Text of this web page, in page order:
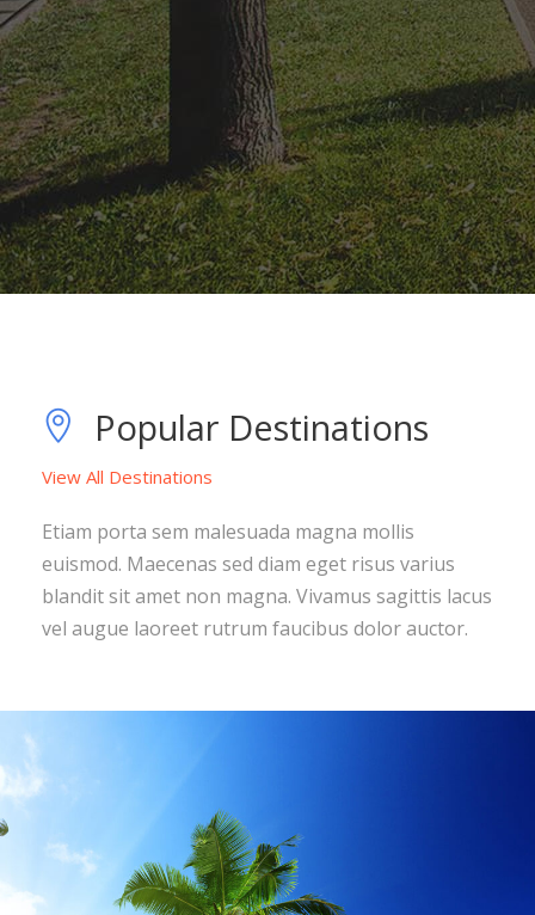
Popular Destinations
View All Destinations
Etiam porta sem malesuada magna mollis
euismod. Maecenas sed diam eget risus varius
blandit sit amet non magna. Vivamus sagittis lacus
vel augue laoreet rutrum faucibus dolor auctor.